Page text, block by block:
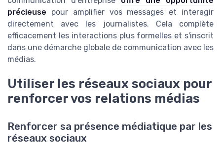
précieuse pour amplifier vos messages et interagir
directement avec les journalistes. Cela complète
efficacement les interactions plus formelles et s'inscrit
dans une démarche globale de communication avec les
médias.
Utiliser les réseaux sociaux pour
renforcer vos relations médias
Renforcer sa présence médiatique par les
réseaux sociaux